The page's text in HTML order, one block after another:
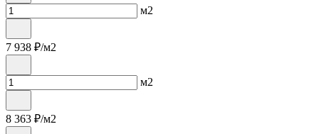
м2
7 938 ₽/м2
м2
8 363 ₽/м2